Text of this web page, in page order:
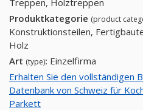
Treppen, Holztreppen
Produktkategorie (product
Konstruktionsteilen,
Holz
Art (type): Einzelfirma
Erhalten Sie den vollständigen
Datenbank von Schweiz für
Parkett